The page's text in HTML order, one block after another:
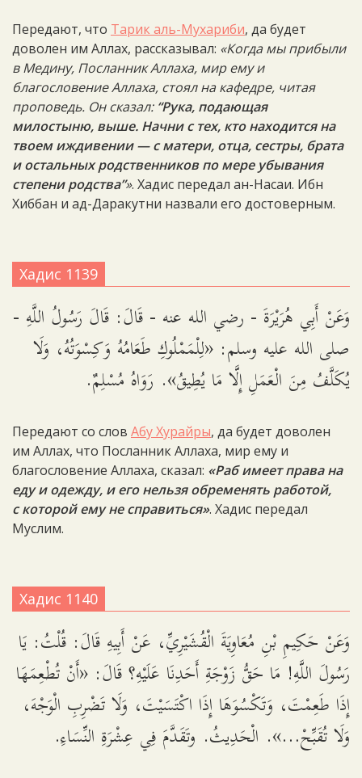
Передают, что Тарик аль-Мухариби, да будет
доволен им Аллах, рассказывал: «Когда мы прибыли
в Медину, Посланник Аллаха, мир ему и
благословение Аллаха, стоял на кафедре, читая
проповедь. Он сказал: “Рука, подающая
милостыню, выше. Начни с тех, кто находится на
твоем иждивении — с матери, отца, сестры, брата
и остальных родственников по мере убывания
степени родства”». Хадис передал ан-Насаи. Ибн
Хиббан и ад-Даракутни назвали его достоверным.
Хадис 1139
وَعَنْ أَبِي هُرَيْرَةَ - رضي الله عنه - قَالَ: قَالَ رَسُولُ اللَّهِ -
صلى الله عليه وسلم: «لِلْمَمْلُوكِ طَعَامُهُ وَكِسْوَتُهُ، وَلَا
يُكَلَّفُ مِنَ الْعَمَلِ إِلَّا مَا يُطِيقُ». رَوَاهُ مُسْلِمٌ.
Передают со слов Абу Хурайры, да будет доволен
им Аллах, что Посланник Аллаха, мир ему и
благословение Аллаха, сказал: «Раб имеет права на
еду и одежду, и его нельзя обременять работой,
с которой ему не справиться». Хадис передал
Муслим.
Хадис 1140
وَعَنْ حَكِيمِ بْنِ مُعَاوِيَةَ الْقُشَيْرِيِّ، عَنْ أَبِيهِ قَالَ: قُلْتُ: يَا
رَسُولَ اللَّهِ! مَا حَقُّ زَوْجَةِ أَحَدِنَا عَلَيْهِ؟ قَالَ: «أَنْ تُطْعِمَهَا
إِذَا طَعِمْتَ، وَتَكْسُوَهَا إِذَا اكْتَسَيْتَ، وَلَا تَضْرِبِ الْوَجْهَ،
وَلَا تُقَبِّحْ…». الْحَدِيثُ. وتَقَدَّمَ فِي عِشْرَةِ النِّسَاءِ.